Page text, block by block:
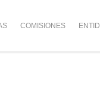
COMISIONES